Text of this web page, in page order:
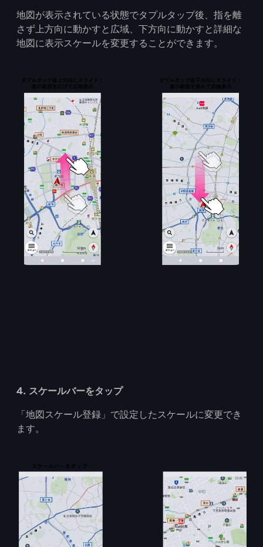
地図が表示されている状態でタプルタップ後、指を離
さず上方向に動かすと広域、下方向に動かすと詳細な
地図に表示スケールを変更することができます。
4. スケールバーをタップ
「地図スケール登録」で設定したスケールに変更でき
ます。